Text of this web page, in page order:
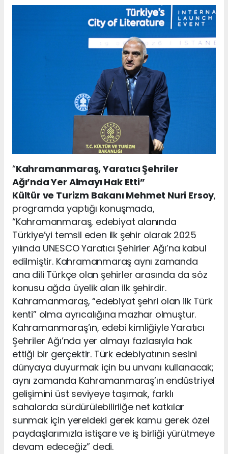
“Kahramanmaraş, Yaratıcı Şehriler
Ağı’nda Yer Almayı Hak Etti”
Kültür ve Turizm Bakanı Mehmet Nuri Ersoy,
programda yaptığı konuşmada,
“Kahramanmaraş, edebiyat alanında
Türkiye’yi temsil eden ilk şehir olarak 2025
yılında UNESCO Yaratıcı Şehirler Ağı’na kabul
edilmiştir. Kahramanmaraş aynı zamanda
ana dili Türkçe olan şehirler arasında da söz
konusu ağda üyelik alan ilk şehirdir.
Kahramanmaraş, “edebiyat şehri olan ilk Türk
kenti” olma ayrıcalığına mazhar olmuştur.
Kahramanmaraş’ın, edebi kimliğiyle Yaratıcı
Şehriler Ağı’nda yer almayı fazlasıyla hak
ettiği bir gerçektir. Türk edebiyatının sesini
dünyaya duyurmak için bu unvanı kullanacak;
aynı zamanda Kahramanmaraş’ın endüstriyel
gelişimini üst seviyeye taşımak, farklı
sahalarda sürdürülebilirliğe net katkılar
sunmak için yereldeki gerek kamu gerek özel
paydaşlarımızla istişare ve iş birliği yürütmeye
devam edeceğiz” dedi.